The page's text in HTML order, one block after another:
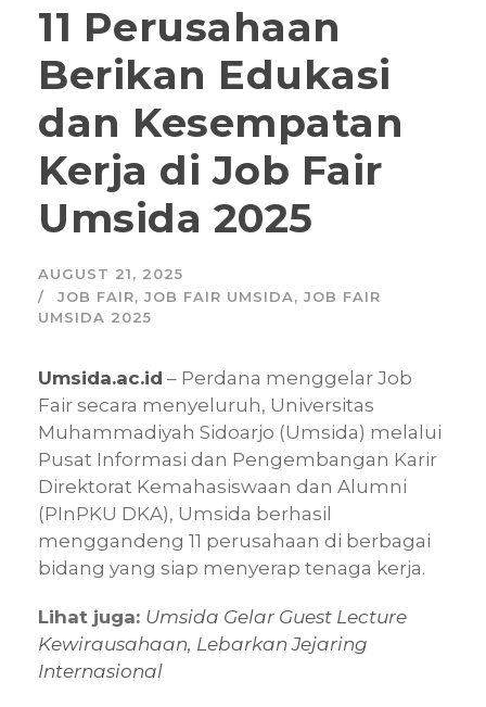
11 Perusahaan
Berikan Edukasi
dan Kesempatan
Kerja di Job Fair
Umsida 2025
AUGUST 21, 2025
JOB FAIR, JOB FAIR UMSIDA, JOB FAIR
UMSIDA 2025
Umsida.ac.id – Perdana menggelar Job
Fair secara menyeluruh, Universitas
Muhammadiyah Sidoarjo (Umsida) melalui
Pusat Informasi dan Pengembangan Karir
Direktorat Kemahasiswaan dan Alumni
(PInPKU DKA), Umsida berhasil
menggandeng 11 perusahaan di berbagai
bidang yang siap menyerap tenaga kerja.
Lihat juga: Umsida Gelar Guest Lecture
Kewirausahaan, Lebarkan Jejaring
Internasional